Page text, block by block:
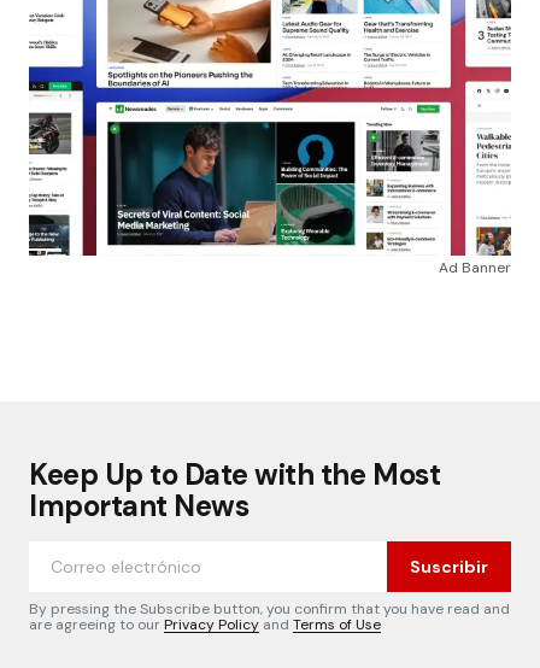
Ad Banner
Keep Up to Date with the Most
Important News
Suscribir
By pressing the Subscribe button, you confirm that you have read and
are agreeing to ourPrivacy Policy and Terms of Use